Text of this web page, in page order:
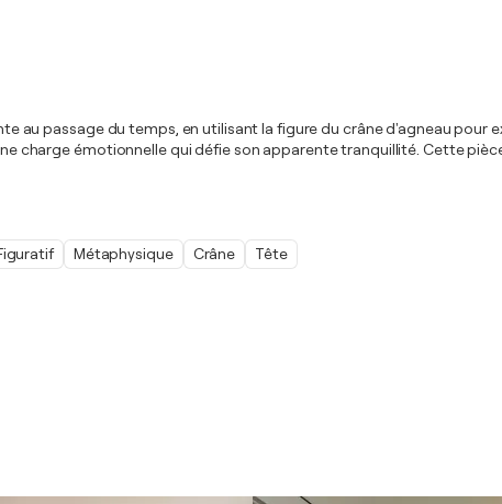
au passage du temps, en utilisant la figure du crâne d'agneau pour
charge émotionnelle qui défie son apparente tranquillité. Cette
Métaphysique Crâne Tête